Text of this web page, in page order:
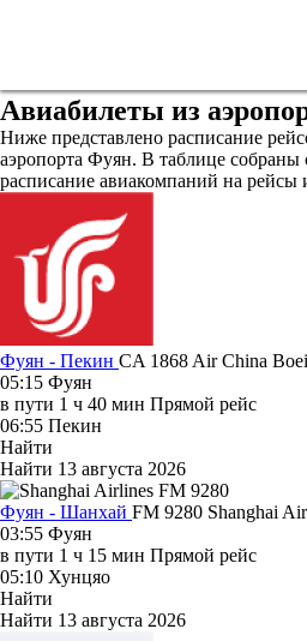
Авиабилеты из
Ниже представлено расписание
аэропорта Фуян. В таблице
расписание авиакомпаний на рейсы
Фуян - Пекин CA 1868 Air China
05:15 Фуян
в пути 1 ч 40 мин Прямой рейс
06:55 Пекин
Найти
Найти 13 августа 2026
Фуян - Шанхай FM 9280 Shanghai
03:55 Фуян
в пути 1 ч 15 мин Прямой рейс
05:10 Хунцяо
Найти
Найти 13 августа 2026